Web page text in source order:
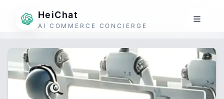
HeiChat
AI COMMERCE CONCIERGE